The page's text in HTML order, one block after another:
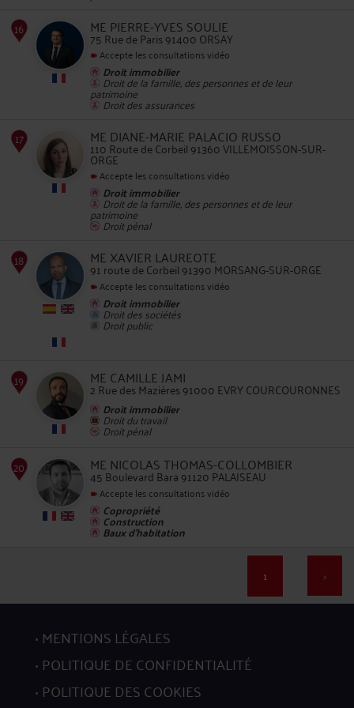
13
14
16
ME PIERRE-YVES SOULIE
75 Rue de Paris 91400 ORSAY
Accepte les consultations vidéo
Droit immobilier
Droit de la famille, des personnes et de leur
patrimoine
Droit des assurances
ME DIANE-MARIE PALACIO RUSSO
110 Route de Corbeil 91360 VILLEMOISSON-SUR-
ORGE
Accepte les consultations vidéo
Droit immobilier
Droit de la famille, des personnes et de leur
patrimoine
Droit pénal
ME XAVIER LAUREOTE
91 route de Corbeil 91390 MORSANG-SUR-ORGE
Accepte les consultations vidéo
Droit immobilier
Droit des sociétés
Droit public
ME CAMILLE JAMI
2 Rue des Mazières 91000 EVRY COURCOURONNES
Droit immobilier
Droit du travail
Droit pénal
ME NICOLAS THOMAS-COLLOMBIER
45 Boulevard Bara 91120 PALAISEAU
Accepte les consultations vidéo
Copropriété
Construction
Baux d'habitation
1 >
MENTIONS LÉGALES
POLITIQUE DE CONFIDENTIALITÉ
POLITIQUE DES COOKIES